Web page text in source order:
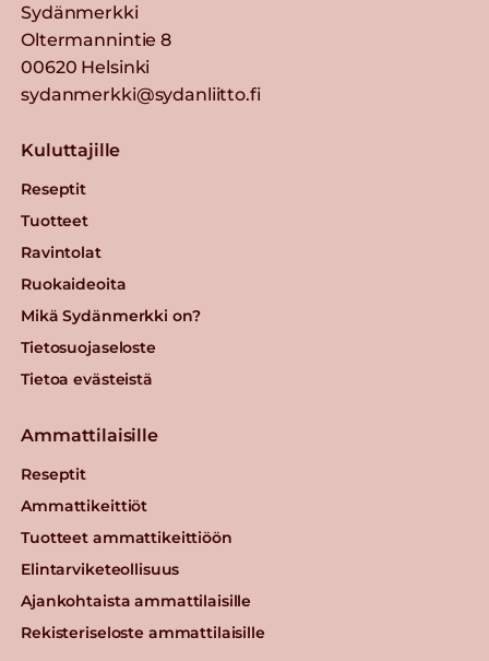
Sydänmerkki
Oltermannintie 8
00620 Helsinki
sydanmerkki@sydanliitto.fi
Kuluttajille
Reseptit
Tuotteet
Ravintolat
Ruokaideoita
Mikä Sydänmerkki on?
Tietosuojaseloste
Tietoa evästeistä
Ammattilaisille
Reseptit
Ammattikeittiöt
Tuotteet ammattikeittiöön
Elintarviketeollisuus
Ajankohtaista ammattilaisille
Rekisteriseloste ammattilaisille